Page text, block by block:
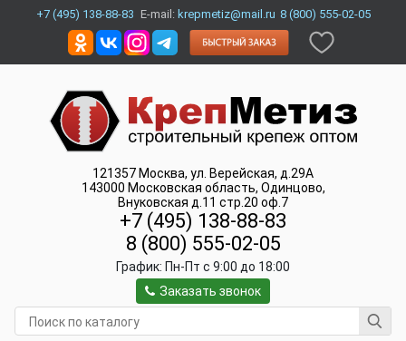
+7 (495) 138-88-83 E-mail: krepmetiz@mail.ru 8 (800) 555-02-05
121357 Москва, ул. Верейская, д.29А
143000 Московская область, Одинцово,
Внуковская д.11 стр.20 оф.7
+7 (495) 138-88-83
8 (800) 555-02-05
График: Пн-Пт c 9:00 до 18:00
Заказать звонок